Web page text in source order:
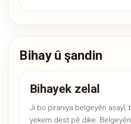
Bihay û şandin
Bihayek zelal
Ji bo piraniya belgeyên asayî,
yekem dest pê dike.